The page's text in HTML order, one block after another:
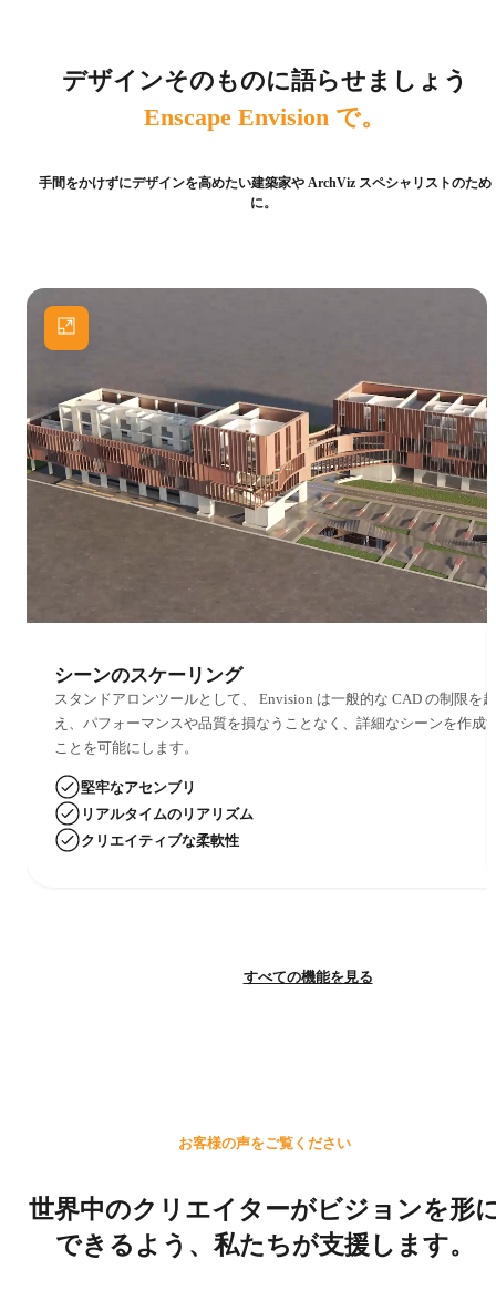
デザインそのものに語らせましょう
Enscape Envision で。
手間をかけずにデザインを高めたい建築家や ArchViz スペシャリストのため
に。
シーンのスケーリング
スタンドアロンツールとして、 Envision は一般的な CAD の制限を超
え、パフォーマンスや品質を損なうことなく、詳細なシーンを作成
ことを可能にします。
堅牢なアセンブリ
リアルタイムのリアリズム
クリエイティブな柔軟性
すべての機能を見る
世界中のクリエイターがビジョンを形
できるよう、私たちが支援します。
お客様の声をご覧ください